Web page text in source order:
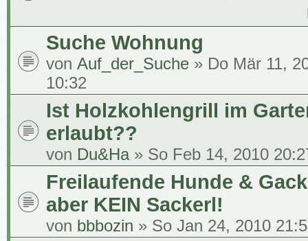
Suche Wohnung
von Auf_der_Suche » Do Mär 11,
10:32
Ist Holzkohlengrill im
erlaubt??
von Du&Ha» So Feb 14, 2010
Freilaufende Hunde &
aber KEIN Sackerl!
von bbbozin » So Jan 24, 2010